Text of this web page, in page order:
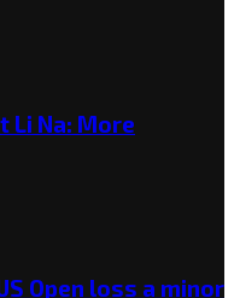
Li Na: More
Open loss a minor